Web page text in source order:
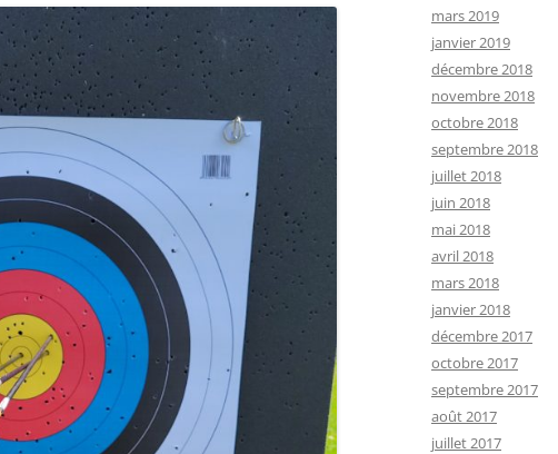
mars 2019
janvier 2019
décembre 2018
novembre 2018
octobre 2018
septembre 2018
juillet 2018
juin 2018
mai 2018
avril 2018
mars 2018
janvier 2018
décembre 2017
octobre 2017
septembre 2017
août 2017
juillet 2017